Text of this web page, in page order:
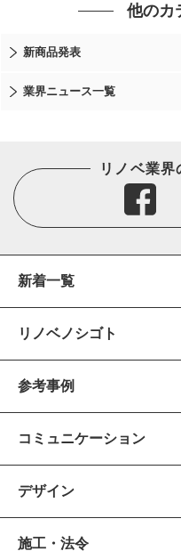
他のカ
新商品発表
業界ニュース一覧
リノベ業界
新着一覧
リノベノシゴト
参考事例
コミュニケーション
デザイン
施工・法令